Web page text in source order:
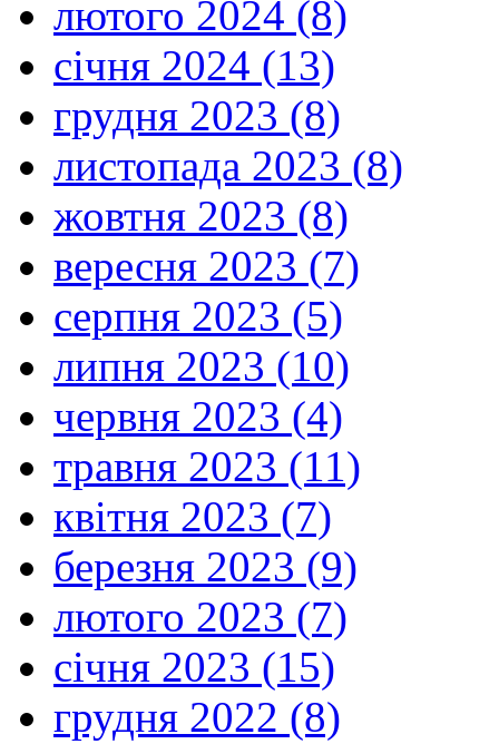
лютого 2024 (8)
січня 2024 (13)
грудня 2023 (8)
листопада 2023 (8)
жовтня 2023 (8)
вересня 2023 (7)
серпня 2023 (5)
липня 2023 (10)
червня 2023 (4)
травня 2023 (11)
квітня 2023 (7)
березня 2023 (9)
лютого 2023 (7)
січня 2023 (15)
грудня 2022 (8)